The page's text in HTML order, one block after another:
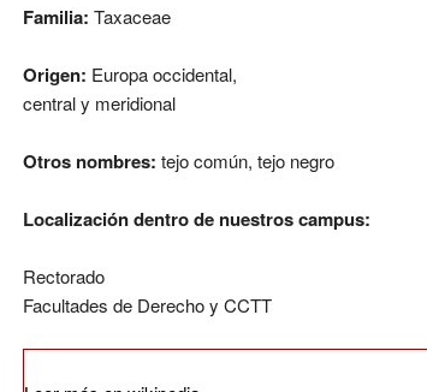
Familia: Taxaceae
Origen: Europa occidental,
central y meridional
Otros nombres: tejo común, tejo negro
Localización dentro de nuestros campus:
Rectorado
Facultades de Derecho y CCTT